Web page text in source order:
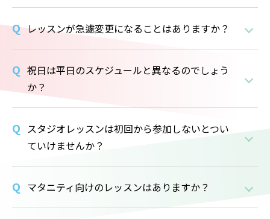
レッスンが急遽変更になることはありますか？
祝日は平日のスケジュールと異なるのでしょう
か？
スタジオレッスンは初回から参加しないとつい
ていけませんか？
マタニティ向けのレッスンはありますか？